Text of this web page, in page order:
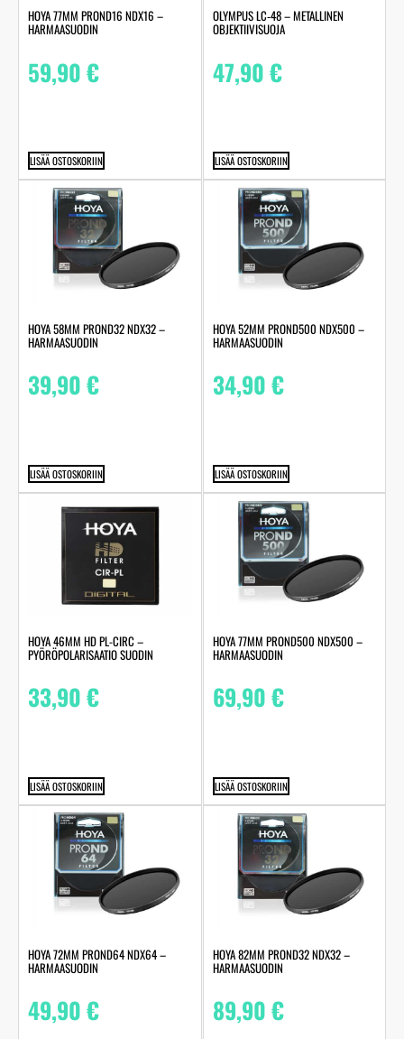
HOYA 77MM PROND16 NDX16 –
HARMAASUODIN
59,90€
LISÄÄ OSTOSKORIIN
OLYMPUS LC‑48 – METALLINEN
OBJEKTIIVISUOJA
47,90€
LISÄÄ OSTOSKORIIN
HOYA 58MM PROND32 NDX32 –
HARMAASUODIN
39,90€
LISÄÄ OSTOSKORIIN
HOYA 52MM PROND500 NDX500 –
HARMAASUODIN
34,90€
LISÄÄ OSTOSKORIIN
HOYA 46MM HD PL-CIRC –
PYÖRÖPOLARISAATIO SUODIN
33,90€
LISÄÄ OSTOSKORIIN
HOYA 77MM PROND500 NDX500 –
HARMAASUODIN
69,90€
LISÄÄ OSTOSKORIIN
HOYA 72MM PROND64 NDX64 –
HARMAASUODIN
49,90€
HOYA 82MM PROND32 NDX32 –
HARMAASUODIN
89,90€